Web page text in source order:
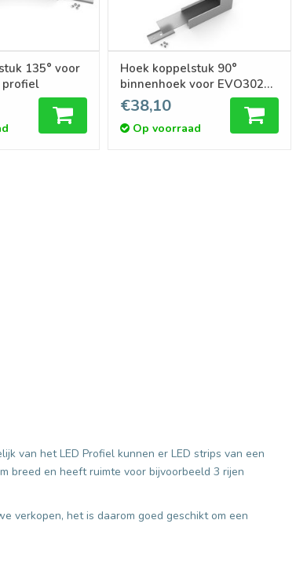
135° voor
profiel
Hoek koppelstuk 90°
binnenhoek voor EVO302
LED profiel
€38,10
Op voorraad
van het LED Profiel kunnen er LED strips van een
breed en heeft ruimte voor bijvoorbeeld 3 rijen
verkopen, het is daarom goed geschikt om een